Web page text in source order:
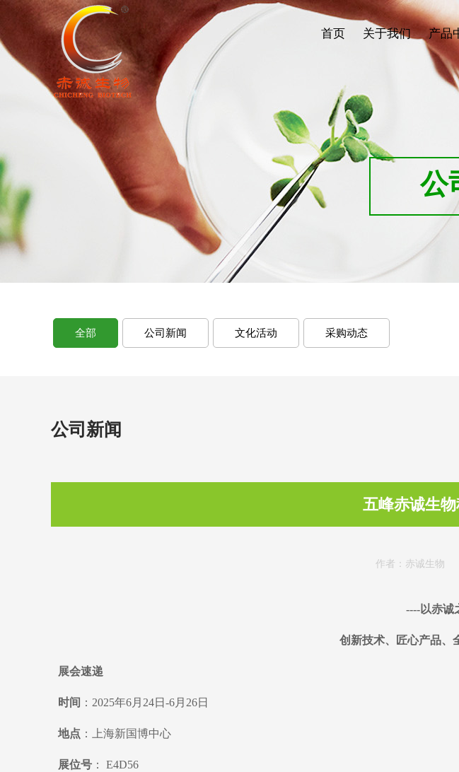
首页 关于我们 产品
公
全部 公司新闻 文化活动 采购动态
公司新闻
五峰赤诚生
作者：赤诚生物
----以赤诚
创新技术、匠心产品、
展会速递
时间 ：2025年6月24日-6月26日
地点 ：上海新国博中心
展位号 ： E4D56